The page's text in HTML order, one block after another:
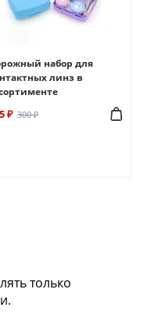
набор для
линз в
₽ 300 ₽
только